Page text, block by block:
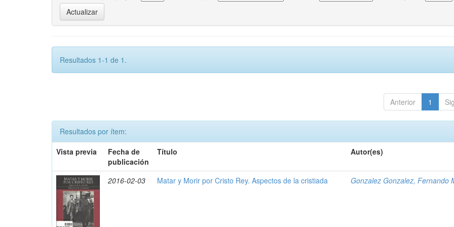
Resultados 1-1 de 1.
Anterior 1
Resultados por ítem:
Vista previa
Fecha de
publicación
Título Autor(es)
2016-02-03 Matar y Morir por Cristo Rey. Aspectos de la cristiada Gonzalez Gonzalez, Fernando